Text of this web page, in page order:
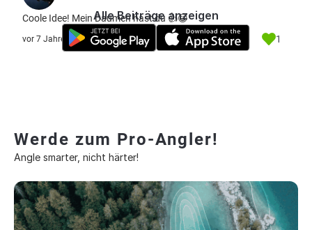
Coole Idee! Mein Daumen hast du 👍😁
vor 7 Jahre 1
Alle Beiträge anzeigen
Werde zum Pro-Angler!
Angle smarter, nicht härter!